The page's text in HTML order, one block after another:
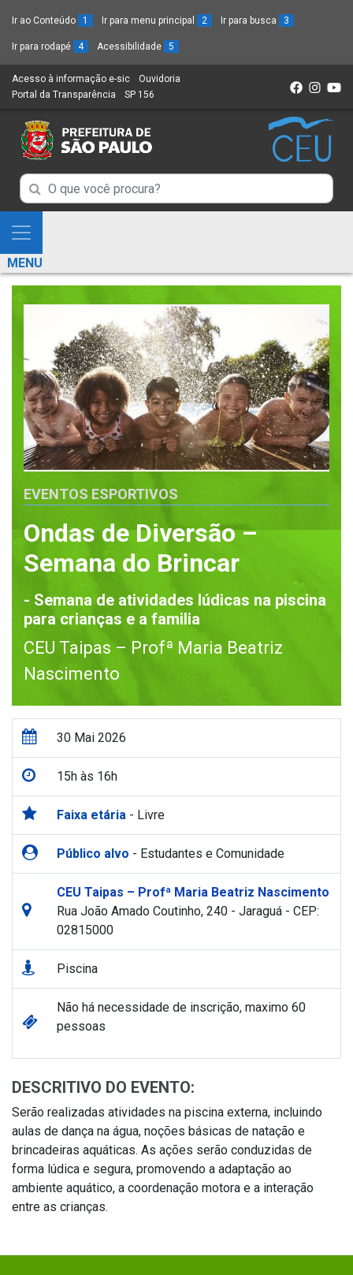
Ir ao Conteúdo 1 Ir para menu principal 2 Ir para busca 3
Ir para rodapé 4 Acessibilidade 5
Acesso à informação e-sic (Link
para
novo
sítio)
Ouvidoria
Portal da Transparência (Link
um
novo
SP 156
Campo
de
Busca
de
informações
Campo
de
de
informações
Mostra
e
Esconde
Menu
MENU
EVENTOS ESPORTIVOS
Ondas de Diversão –
Semana do Brincar
- Semana de atividades lúdicas na piscina
para crianças e a familia
CEU Taipas – Profª Maria Beatriz
Nascimento
30 Mai 2026
15h às 16h
Faixa etária - Livre
Público alvo - Estudantes e Comunidade
CEU Taipas – Profª Maria Beatriz Nascimento
Rua João Amado Coutinho, 240 - Jaraguá - CEP:
02815000
Piscina
Não há necessidade de inscrição, maximo 60
pessoas
DESCRITIVO DO EVENTO:
Serão realizadas atividades na piscina externa, incluindo
aulas de dança na água, noções básicas de natação e
brincadeiras aquáticas. As ações serão conduzidas de
forma lúdica e segura, promovendo a adaptação ao
ambiente aquático, a coordenação motora e a interação
entre as crianças.